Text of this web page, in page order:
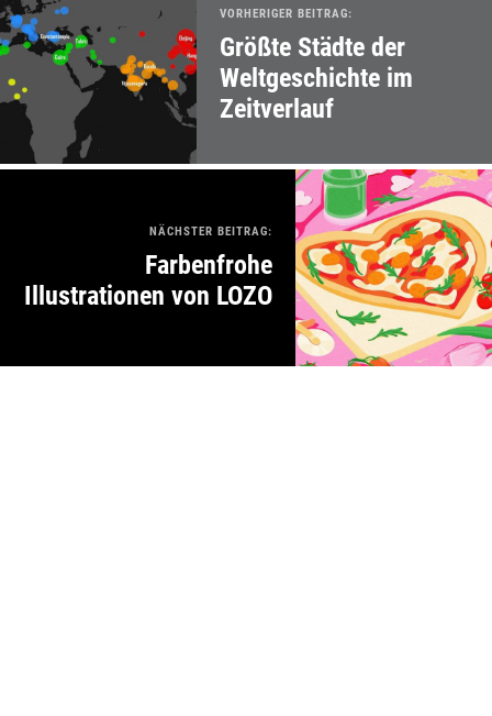
VORHERIGER BEITRAG:
Größte Städte der
Weltgeschichte im
Zeitverlauf
NÄCHSTER BEITRAG:
Farbenfrohe
Illustrationen von LOZO